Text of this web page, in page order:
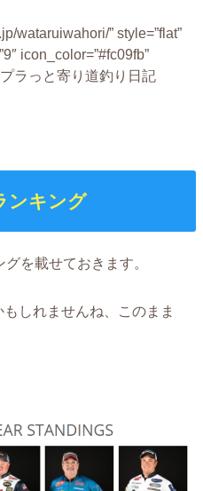
wataruiwahori/” style=”flat”
icon_color=”#fc09fb”
ラっと寄り道釣り日記
ンキング
を載せておきます。
しれませんね、このまま